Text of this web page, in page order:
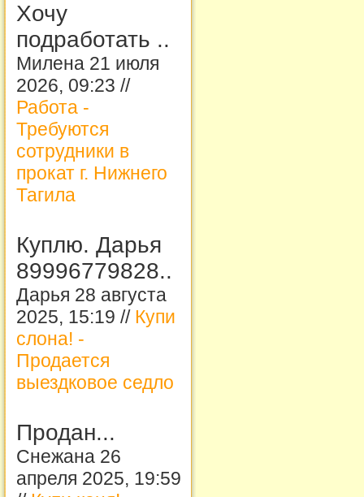
Хочу
подработать ..
Милена 21 июля
2026, 09:23 //
Работа -
Требуются
сотрудники в
прокат г. Нижнего
Тагила
Куплю. Дарья
89996779828..
Дарья 28 августа
2025, 15:19 // Купи
слона! -
Продается
выездковое седло
Продан...
Снежана 26
апреля 2025, 19:59